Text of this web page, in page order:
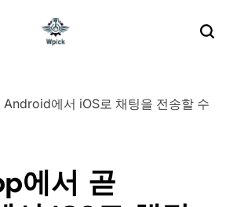
에서 곧